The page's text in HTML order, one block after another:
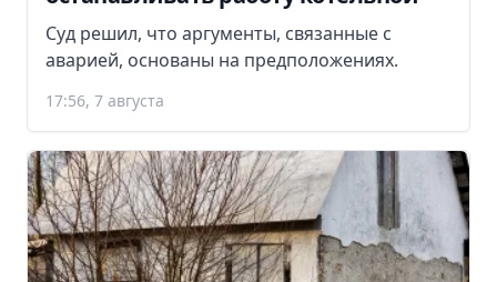
Суд решил, что аргументы, связанные с
аварией, основаны на предположениях.
17:56, 7 августа